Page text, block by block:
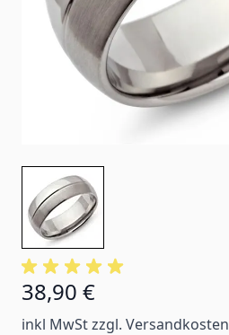
Ab:
38,90 €
inkl MwSt zzgl. Versandkosten